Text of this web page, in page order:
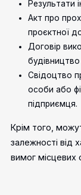
Результати
Акт про
проєктної
Договір
Свідоцтво
особи або
підприємця.
Крім того,
залежності від
вимог місцевих